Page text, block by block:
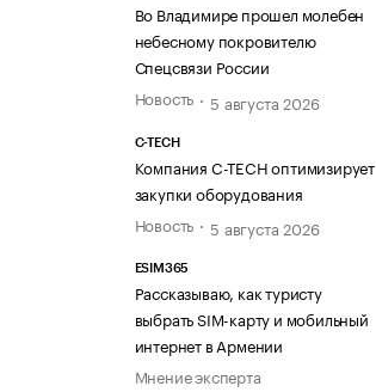
Во Владимире прошел молебен
небесному покровителю
Спецсвязи России
Новость
5 августа 2026
C-TECH
Компания C-TECH оптимизирует
закупки оборудования
Новость
5 августа 2026
ESIM365
Рассказываю, как туристу
выбрать SIM-карту и мобильный
интернет в Армении
Мнение эксперта